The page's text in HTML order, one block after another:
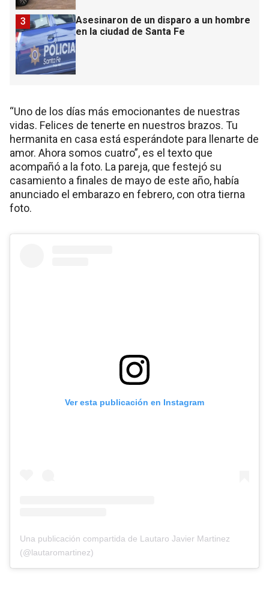
Asesinaron de un disparo a un hombre
en la ciudad de Santa Fe
3
“Uno de los días más emocionantes de nuestras
vidas. Felices de tenerte en nuestros brazos. Tu
hermanita en casa está esperándote para llenarte de
amor. Ahora somos cuatro”, es el texto que
acompañó a la foto. La pareja, que festejó su
casamiento a finales de mayo de este año, había
anunciado el embarazo en febrero, con otra tierna
foto.
Ver esta publicación en Instagram
Una publicación compartida de Lautaro Javier Martinez
(@lautaromartinez)